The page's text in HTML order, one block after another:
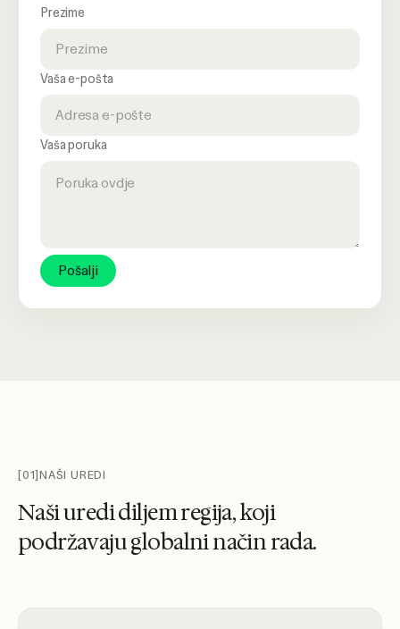
Prezime
Vaša e-pošta
Vaša poruka
Pošalji
[01]NAŠI UREDI
Našiuredidiljemregija,koji
podržavajuglobalninačinrada.